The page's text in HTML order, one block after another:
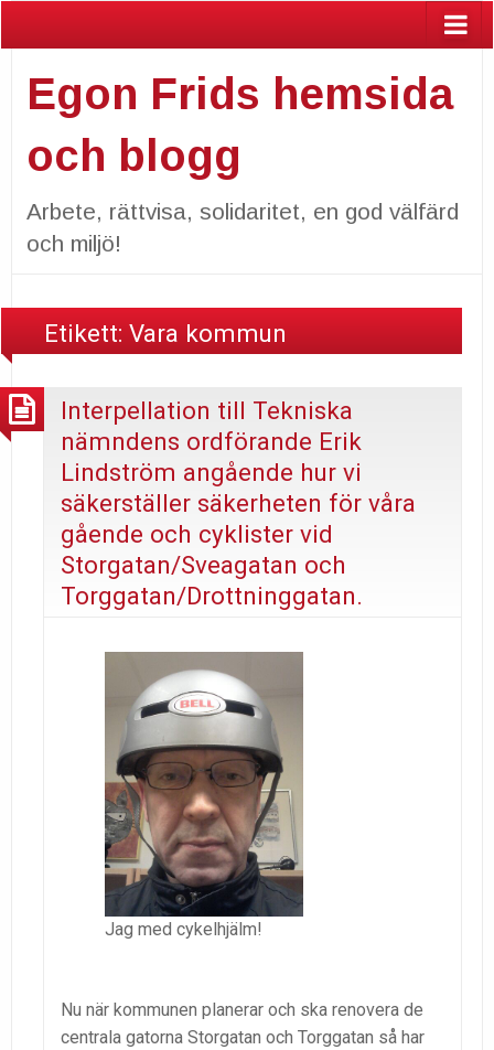
Egon Frids hemsida
och blogg
Arbete, rättvisa, solidaritet, en god välfärd
och miljö!
Etikett:Vara kommun
Interpellation till Tekniska
nämndens ordförande Erik
Lindström angående hur vi
säkerställer säkerheten för våra
gående och cyklister vid
Storgatan/Sveagatan och
Torggatan/Drottninggatan.
Jag med cykelhjälm!
Nu när kommunen planerar och ska renovera de
centrala gatorna Storgatan och Torggatan så har